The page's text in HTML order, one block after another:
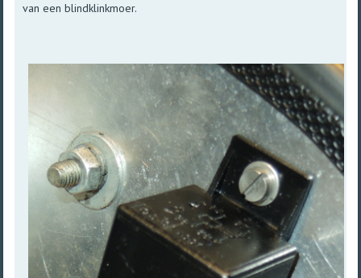
van een blindklinkmoer.